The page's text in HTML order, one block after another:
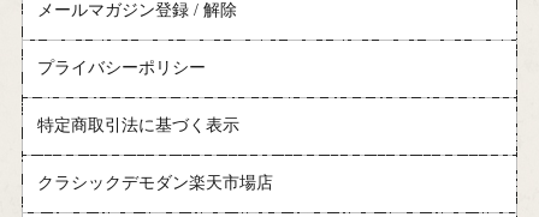
メールマガジン登録 / 解除
プライバシーポリシー
特定商取引法に基づく表示
クラシックデモダン楽天市場店